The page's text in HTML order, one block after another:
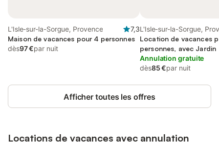
L'Isle-sur-la-Sorgue, Provence
7,3
Maison de vacances pour 4 personnes
dès97 €par nuit
L'Isle-sur-la-Sorgue,
Location de vacances
personnes, avec Jardin
Annulation gratuite
dès85 €par nuit
Afficher toutes les offres
Locations de vacances avec annulation